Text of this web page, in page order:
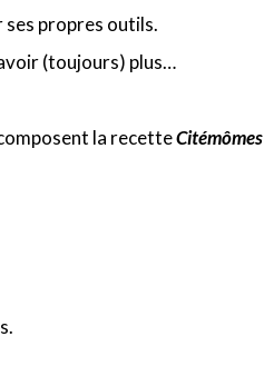
ses propres outils.
(toujours) plus…
la recetteCitémômes